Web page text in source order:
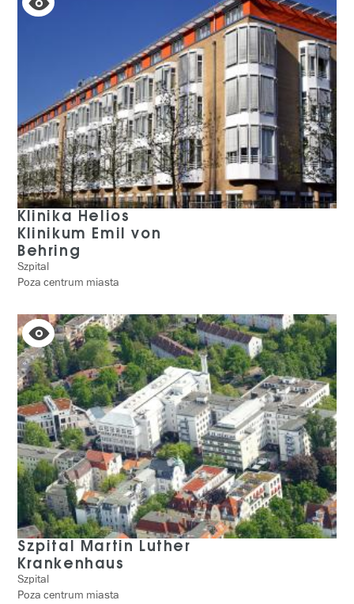
Klinika Helios
Klinikum Emil von
Behring
Szpital
Poza centrum miasta
Szpital Martin Luther
Krankenhaus
Szpital
Poza centrum miasta